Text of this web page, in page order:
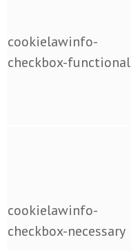
cookielawinfo-
checkbox-functional
cookielawinfo-
checkbox-necessary